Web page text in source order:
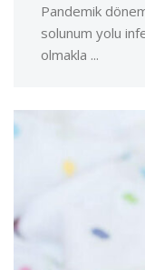
Pandemik
solunum yolu
olmakla ...